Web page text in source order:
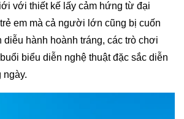
với thiết kế lấy cảm hứng từ đại
em mà cả người lớn cũng bị cuốn
diễu hành hoành tráng, các trò chơi
biểu diễn nghệ thuật đặc sắc diễn
ngày.